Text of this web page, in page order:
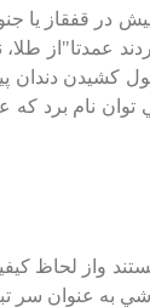
قفقاز يا
كشيدن‌
توان‌ نام‌
واز
به‌ عنوان‌ سر